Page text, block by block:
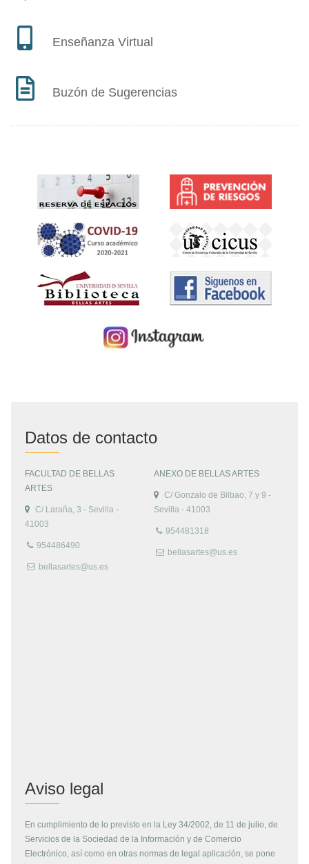
Enseñanza Virtual
Buzón de Sugerencias
Datos de contacto
FACULTAD DE BELLAS
ARTES
C/ Laraña, 3 - Sevilla -
41003
954486490
bellasartes@us.es
ANEXO DE BELLAS ARTES
C/ Gonzalo de Bilbao, 7 y 9 -
Sevilla - 41003
954481318
bellasartes@us.es
Aviso legal
En cumplimiento de lo previsto en la Ley 34/2002, de 11 de julio, de
Servicios de la Sociedad de la Información y de Comercio
Electrónico, así como en otras normas de legal aplicación, se pone